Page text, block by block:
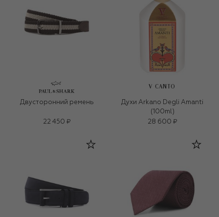
Двусторонний ремень
22 450 ₽
V CANTO
Духи Arkano Degli Amanti
(100ml)
28 600 ₽